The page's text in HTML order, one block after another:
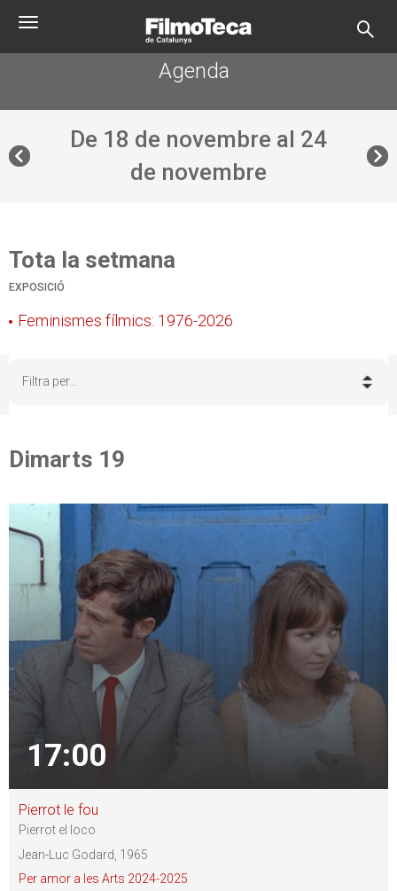
Toggle
Agenda
De 18 de novembre al 24
de novembre
Tota la setmana
EXPOSICIÓ
Feminismes fílmics: 1976-2026
Filtra per...
Dimarts 19
17:00
Pierrot le fou
Pierrot el loco
Jean-Luc Godard, 1965
Per amor a les Arts 2024-2025